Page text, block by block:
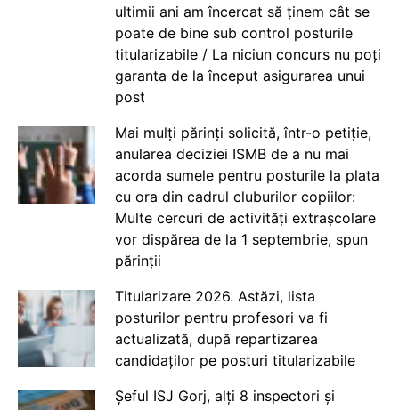
ultimii ani am încercat să ținem cât se
poate de bine sub control posturile
titularizabile / La niciun concurs nu poți
garanta de la început asigurarea unui
post
Mai mulți părinți solicită, într-o petiție,
anularea deciziei ISMB de a nu mai
acorda sumele pentru posturile la plata
cu ora din cadrul cluburilor copiilor:
Multe cercuri de activități extrașcolare
vor dispărea de la 1 septembrie, spun
părinții
Titularizare 2026. Astăzi, lista
posturilor pentru profesori va fi
actualizată, după repartizarea
candidaților pe posturi titularizabile
Șeful ISJ Gorj, alți 8 inspectori și